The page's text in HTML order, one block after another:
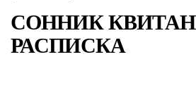
СОННИК
РАСПИСКА